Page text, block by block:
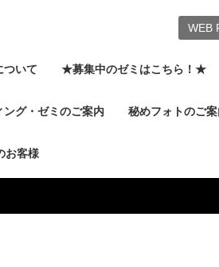
ついて ★募集中のゼミはこちら！★
ング・ゼミのご案内 秘めフォトのご
お客様
WEB